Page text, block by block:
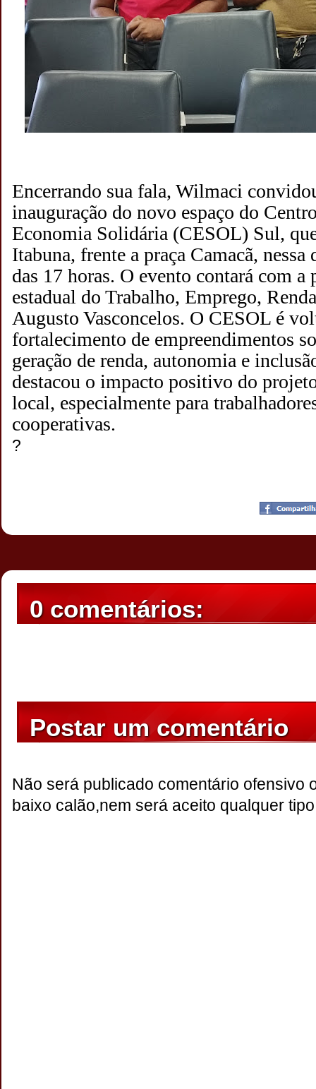
Encerrando sua fala, Wilmaci
inauguração do novo espaço do
Economia Solidária (CESOL) Sul,
Itabuna, frente a praça Camacã,
das 17 horas. O evento contará com a
estadual do Trabalho, Emprego,
Augusto Vasconcelos. O CESOL é
fortalecimento de empreendimentos
geração de renda, autonomia e
destacou o impacto positivo do
local, especialmente para
cooperativas.
?
23:26
0 comentários:
Postar um comentário
Não será publicado comentário ofensivo
baixo calão,nem será aceito qualquer